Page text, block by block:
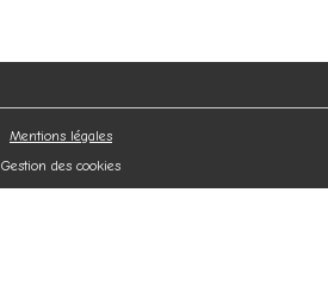
Mentions légales
Gestion des cookies